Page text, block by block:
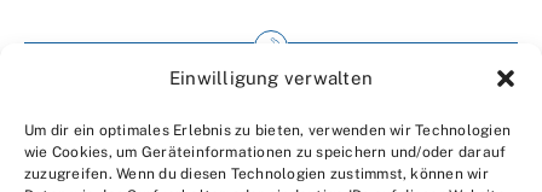
Einwilligung verwalten
Um dir ein optimales Erlebnis zu bieten, verwenden wir Technologien
wie Cookies, um Geräteinformationen zu speichern und/oder darauf
zuzugreifen. Wenn du diesen Technologien zustimmst, können wir
Wir über uns